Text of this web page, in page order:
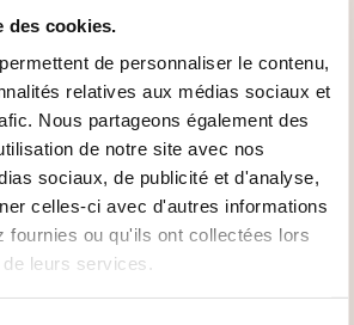
cookies.
de personnaliser le contenu,
relatives aux médias sociaux et
Nous partageons également des
de notre site avec nos
sociaux, de publicité et d'analyse,
celles-ci avec d'autres informations
fournies ou qu'ils ont collectées lors
leurs services.
LES POINTS
et d’absence,